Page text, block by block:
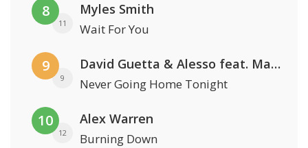
8
11
Myles Smith
Wait For You
9
9
David Guetta & Alesso feat. Madison Love
Never Going Home Tonight
10
12
Alex Warren
Burning Down